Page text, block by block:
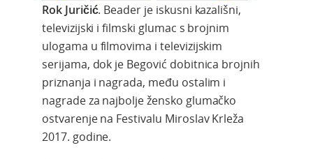
Rok Juričić. Beader je iskusni kazališni,
televizijski i filmski glumac s brojnim
ulogama u filmovima i televizijskim
serijama, dok je Begović dobitnica brojnih
priznanja i nagrada, među ostalim i
nagrade za najbolje žensko glumačko
ostvarenje na Festivalu Miroslav Krleža
2017. godine.